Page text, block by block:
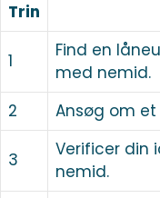
Trin
1
Find en
med nemid.
2
Ansøg om
3
Verificer din
nemid.